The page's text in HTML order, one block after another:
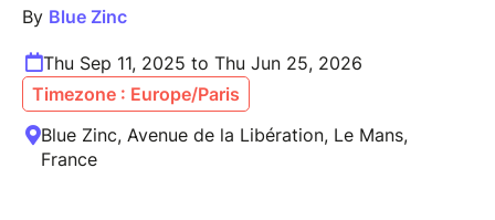
By Blue Zinc
Thu Sep 11, 2025 to Thu Jun 25, 2026
Timezone : Europe/Paris
Blue Zinc, Avenue de la Libération, Le Mans,
France